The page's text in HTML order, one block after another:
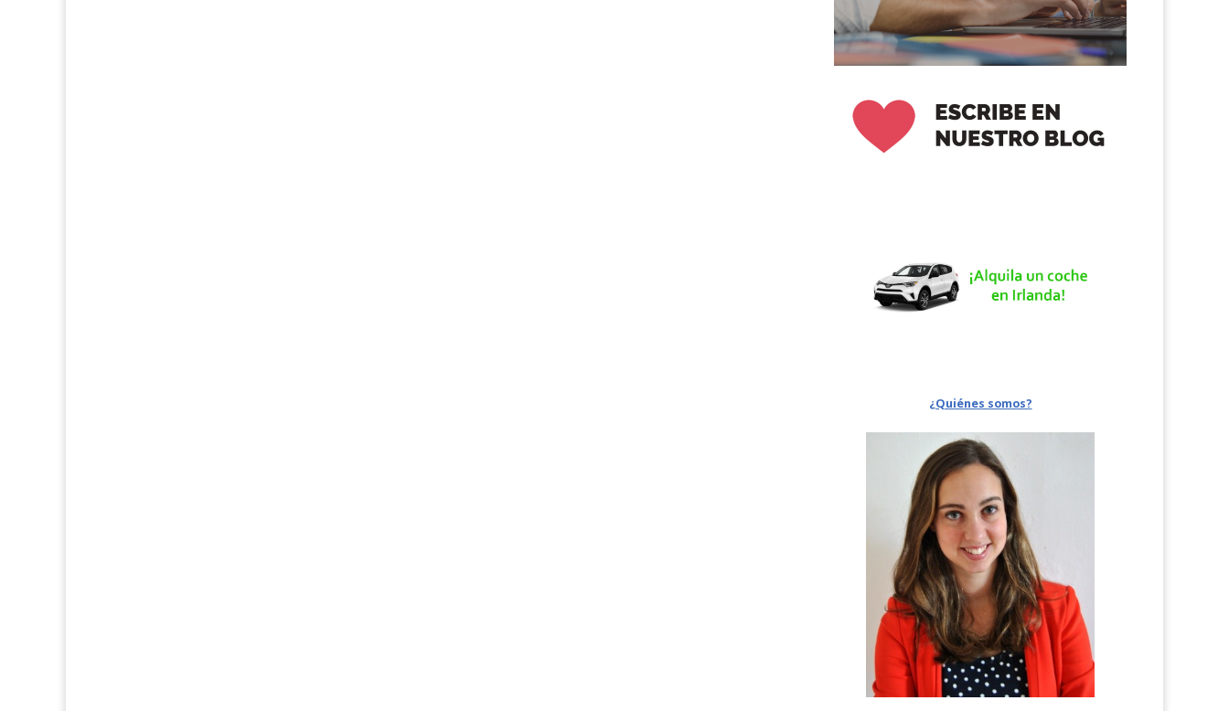
¿Quiénes somos?